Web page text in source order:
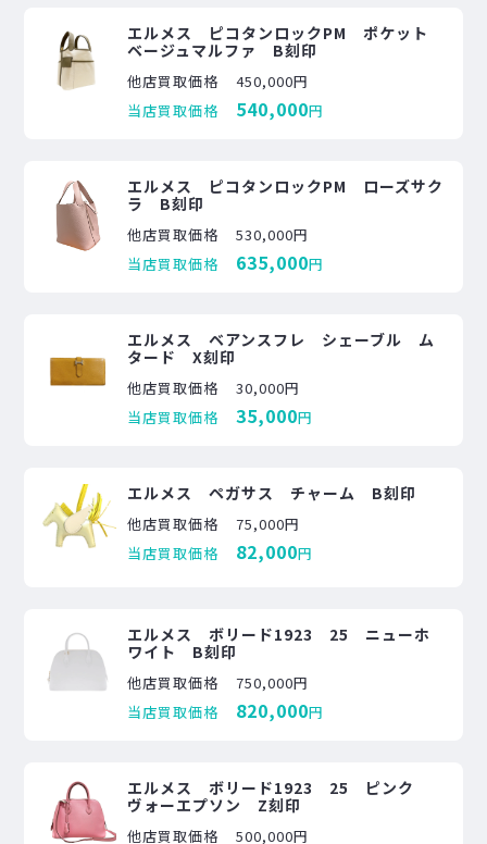
エルメス ピコタンロックPM ポケット
ベージュマルファ B刻印
他店買取価格
450,000円
当店買取価格
540,000円
エルメス ピコタンロックPM ローズサク
ラ B刻印
他店買取価格
530,000円
当店買取価格
635,000円
エルメス ベアンスフレ シェーブル ム
タード X刻印
他店買取価格
30,000円
当店買取価格
35,000円
エルメス ペガサス チャーム B刻印
他店買取価格
75,000円
当店買取価格
82,000円
エルメス ボリード1923 25 ニューホ
ワイト B刻印
他店買取価格
750,000円
当店買取価格
820,000円
エルメス ボリード1923 25 ピンク
ヴォーエプソン Z刻印
他店買取価格
500,000円